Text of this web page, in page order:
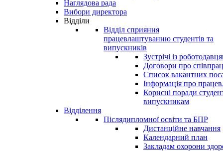
Наглядова рада
Вибори директора
Відділи
Відділ сприяння
працевлаштуванню студентів та
випускників
Зустрічі із
Договори про
Список вакантних
Інформація про
Корисні поради
випускникам
Відділення
Післядипломної освіти та БПР
Дистанційне навчання
Календарний план
Закладам охорони